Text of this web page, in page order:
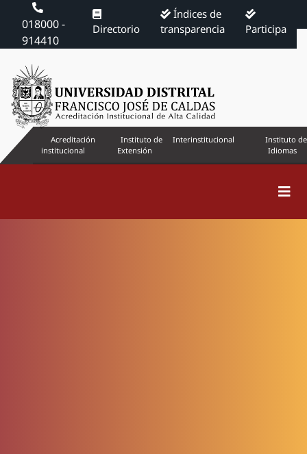
018000 -
914410
Directorio
Índices de
transparencia
Participa
Acreditación
institucional
Instituto de
Extensión
Interinstitucional
Instituto de
Idiomas